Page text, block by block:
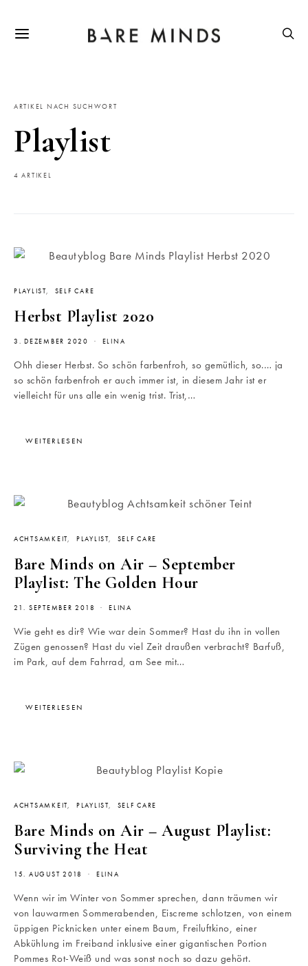
ARTIKEL NACH SUCHWORT
Playlist
4 ARTIKEL
PLAYLIST SELF CARE
Herbst Playlist 2020
3. DEZEMBER 2020 ELINA
Ohh dieser Herbst. So schön farbenfroh, so gemütlich, so.… ja
so schön farbenfroh er auch immer ist, in diesem Jahr ist er
vielleicht für uns alle ein wenig trist. Trist,…
WEITERLESEN
ACHTSAMKEIT PLAYLIST SELF CARE
Bare Minds on Air – September
Playlist: The Golden Hour
21. SEPTEMBER 2018 ELINA
Wie geht es dir? Wie war dein Sommer? Hast du ihn in vollen
Zügen genossen? Hast du viel Zeit draußen verbracht? Barfuß,
im Park, auf dem Fahrrad, am See mit…
WEITERLESEN
ACHTSAMKEIT PLAYLIST SELF CARE
Bare Minds on Air – August Playlist:
Surviving the Heat
15. AUGUST 2018 ELINA
Wenn wir im Winter von Sommer sprechen, dann träumen wir
von lauwarmen Sommerabenden, Eiscreme schlotzen, von einem
üppigen Picknicken unter einem Baum, Freiluftkino, einer
Abkühlung im Freiband inklusive einer gigantischen Portion
Pommes Rot-Weiß und was sonst noch so dazu gehört.